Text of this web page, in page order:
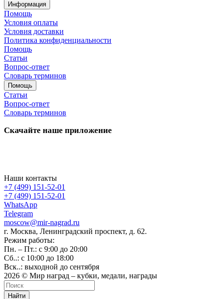
Информация
Помощь
Условия оплаты
Условия доставки
Политика конфиденциальности
Помощь
Статьи
Вопрос-ответ
Словарь терминов
Помощь
Статьи
Вопрос-ответ
Словарь терминов
Скачайте наше приложение
Наши контакты
+7 (499) 151-52-01
+7 (499) 151-52-01
WhatsApp
Telegram
moscow@mir-nagrad.ru
г. Москва, Ленинградский проспект, д. 62.
Режим работы:
Пн. – Пт.: с 9:00 до 20:00
Сб..: с 10:00 до 18:00
Вск..: выходной до сентября
2026 © Мир наград – кубки, медали, награды
Найти